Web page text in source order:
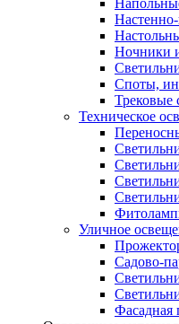
Ночники
Споты,
Трековые
Техническое
Уличное
Садово-
Фасадная